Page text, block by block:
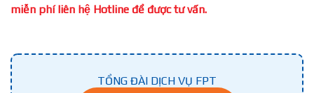
miễn phí liên hệ Hotline để được tư vấn.
TỔNG ĐÀI DỊCH VỤ FPT